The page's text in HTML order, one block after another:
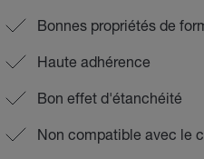
Bonnes propriétés de
Haute adhérence
Bon effet d'étanchéité
Non compatible avec le